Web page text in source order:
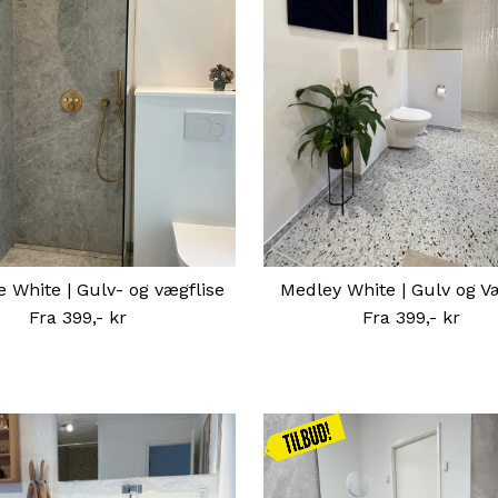
White | Gulv- og vægflise
Normal
Fra 399,- kr
Medley White | Gulv og
Normal
Fra 399,- kr
Kampagnen
gælder
frem til
31.08